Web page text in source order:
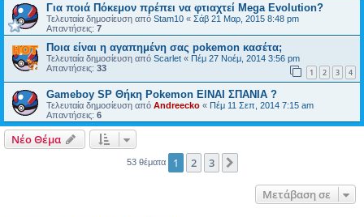
Για ποιά Πόκεμον πρέπει να φτιαχτεί Mega Evolution?
Τελευταία δημοσίευση από Stam10 « Σάβ 21 Μαρ, 2015 8:48 pm
Απαντήσεις: 7
Ποια είναι η αγαπημένη σας pokemon κασέτα;
Τελευταία δημοσίευση από Scarlet « Πέμ 27 Νοέμ, 2014 3:56 pm
Απαντήσεις: 33 1 2 3 4
Gameboy SP Θήκη Pokemon ΕΙΝΑΙ ΣΠΑΝΙΑ ?
Τελευταία δημοσίευση από Andreecko « Πέμ 11 Σεπ, 2014 7:15 am
Απαντήσεις: 6
Νέο Θέμα
53 θέματα 1 2 3
Μετάβαση σε